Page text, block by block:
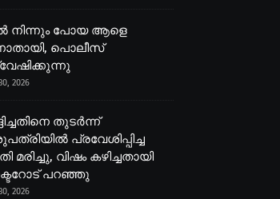
നിന്നും പോയ ആളെ
പൊലീസ്
2026
തുടർന്ന്
പ്രവേശിപ്പിച്ച
മരിച്ചു, വിഷം കഴിച്ചതായി
പറഞ്ഞു
2026